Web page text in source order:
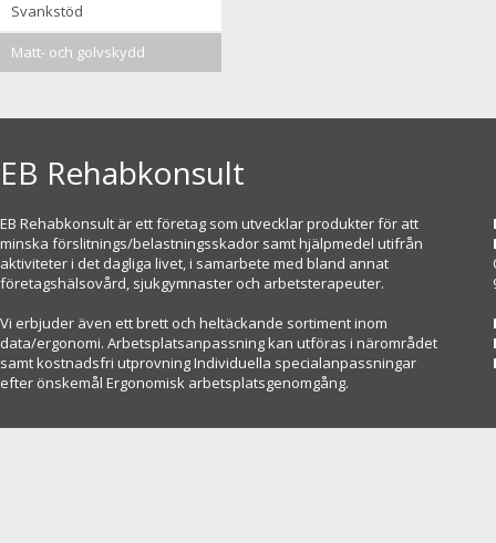
svankstöd
matt- och golvskydd
EB Rehabkonsult
EB Rehabkonsult är ett företag som utvecklar produkter för att
minska förslitnings/belastningsskador samt hjälpmedel utifrån
aktiviteter i det dagliga livet, i samarbete med bland annat
företagshälsovård, sjukgymnaster och arbetsterapeuter.
Vi erbjuder även ett brett och heltäckande sortiment inom
data/ergonomi. Arbetsplatsanpassning kan utföras i närområdet
samt kostnadsfri utprovning Individuella specialanpassningar
efter önskemål Ergonomisk arbetsplatsgenomgång.